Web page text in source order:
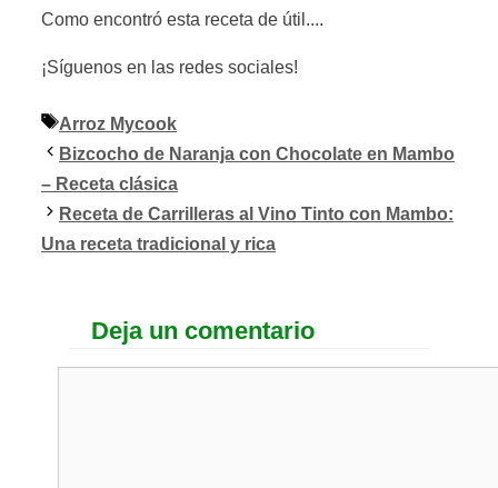
Como encontró esta receta de útil....
¡Síguenos en las redes sociales!
Etiquetas
Arroz Mycook
Bizcocho de Naranja con Chocolate en Mambo
– Receta clásica
Receta de Carrilleras al Vino Tinto con Mambo:
Una receta tradicional y rica
Deja un comentario